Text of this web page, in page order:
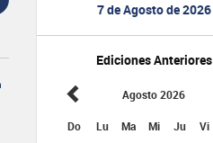
7 de Agosto de 2026
Ediciones Anteriores
Agosto 2026
Do Lu Ma Mi Ju Vi